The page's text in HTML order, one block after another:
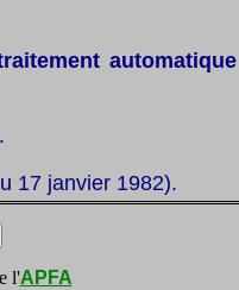
.
17 janvier 1982).
l'APFA